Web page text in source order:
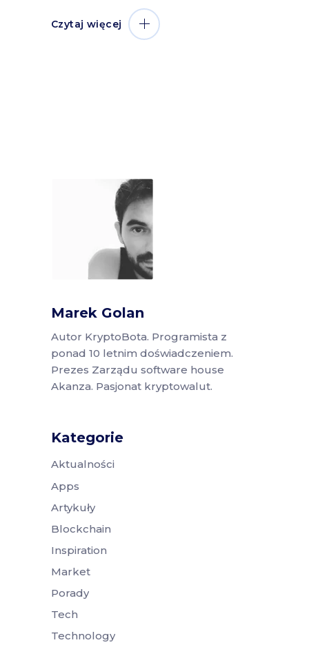
Czytaj więcej
Marek Golan
Autor KryptoBota. Programista z
ponad 10 letnim doświadczeniem.
Prezes Zarządu software house
Akanza. Pasjonat kryptowalut.
Kategorie
Aktualności
Apps
Artykuły
Blockchain
Inspiration
Market
Porady
Tech
Technology